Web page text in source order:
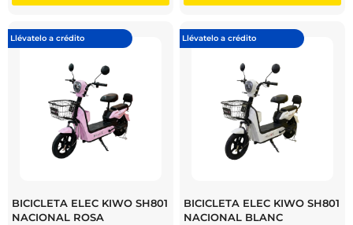
Llévatelo a crédito
BICICLETA ELEC KIWO SH801
NACIONAL ROSA
Llévatelo a crédito
BICICLETA ELEC KIWO SH801
NACIONAL BLANC